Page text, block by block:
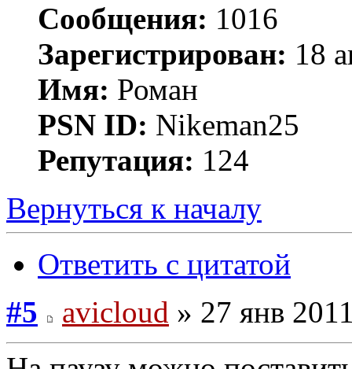
Сообщения: 1016
Зарегистрирован: 18
Имя: Роман
PSN ID: Nikeman25
Репутация: 124
Вернуться к началу
Ответить с цитатой
#5
avicloud » 27 янв